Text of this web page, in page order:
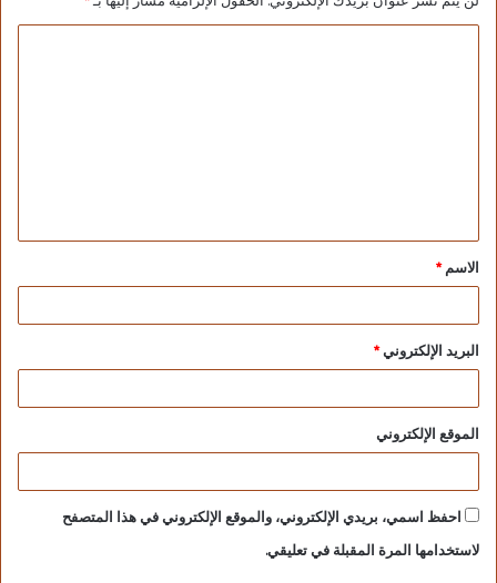
الميادين الرئيسية بمحافظة الجيزة تيسيراً على
و3 سيور للحقائب وزيادة الطاقة الاستعابية لمهبط
الاسم*
البريد الإلكتروني*
الموقع الإلكتروني
احفظ اسمي، بريدي الإلكتروني، والموقع الإلكتروني في هذا المتصفح
لاستخدامها المرة المقبلة في تعليقي.